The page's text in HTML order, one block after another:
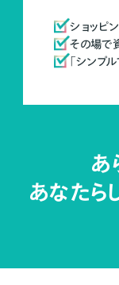
ショッピ
その場で
「シンプ
あ
あなたら